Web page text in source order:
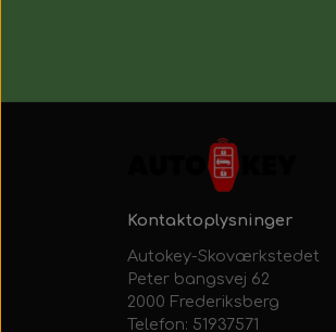
Kontaktoplysninger
Autokey-Skoværkstedet
Peter bangsvej 62
2000 Frederiksberg
Telefon: 51937571